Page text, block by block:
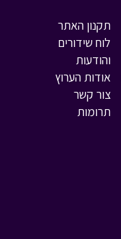
תקנון האתר
לוח שידורים
והודעות
אודות הערוץ
צור קשר
תרומות